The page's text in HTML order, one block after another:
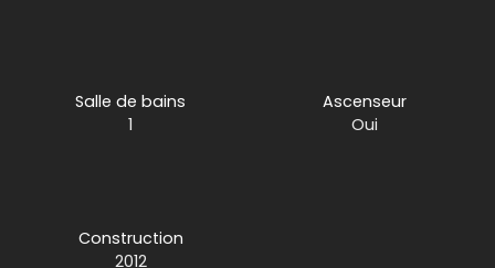
Salle de bains
1
Ascenseur
Oui
Construction
2012